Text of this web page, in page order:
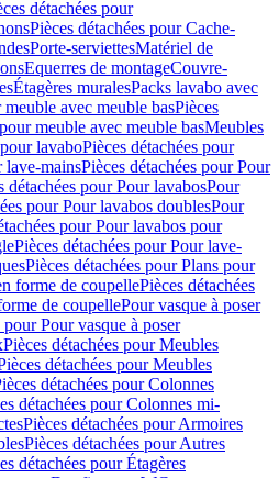
détachées pour
Pièces détachées pour Cache-
Porte-serviettesMatériel de
Equerres de montageCouvre-
Étagères muralesPacks lavabo avec
avec meuble basPièces
meuble avec meuble basMeubles
lavaboPièces détachées pour
lave-mainsPièces détachées pour Pour
détachées pour Pour lavabosPour
pour Pour lavabos doublesPour
pour Pour lavabos pour
Pièces détachées pour Pour lave-
Pièces détachées pour Plans pour
forme de coupellePièces détachées
de coupellePour vasque à poser
pour Pour vasque à poser
Pièces détachées pour Meubles
détachées pour Meubles
détachées pour Colonnes
détachées pour Colonnes mi-
Pièces détachées pour Armoires
Pièces détachées pour Autres
détachées pour Étagères